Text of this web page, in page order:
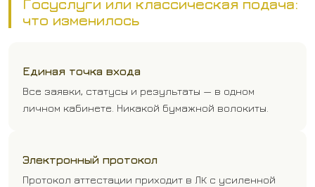
Госуслуги или классическая подача:
что изменилось
Единая точка входа
Все заявки, статусы и результаты — в одном
личном кабинете. Никакой бумажной волокиты.
Электронный протокол
Протокол аттестации приходит в ЛК с усиленной